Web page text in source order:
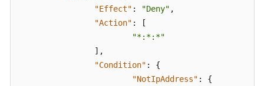
"Effect" : "Deny" ,
"Action" :
[
"*:*:*"
] ,
"Condition" :
{
"NotIpAddress" : {